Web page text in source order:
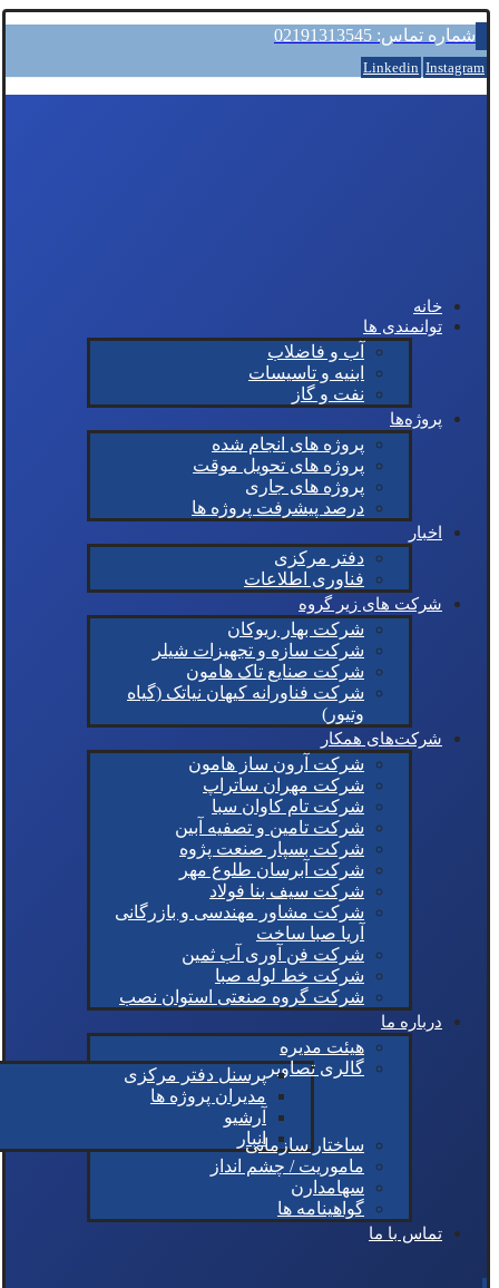
شماره تماس: 02191313545
Linkedin Instagram
خانه
توانمندی ها
آب و فاضلاب
ابنیه و تاسیسات
نفت و گاز
پروژه‌ها
پروژه های انجام شده
پروژه های تحویل موقت
پروژه های جاری
درصد پیشرفت پروژه ها
اخبار
دفتر مرکزی
فناوری اطلاعات
شرکت های زیر گروه
شرکت بهار ریوکان
شرکت سازه و تجهیزات شیلر
شرکت صنایع تاک هامون
شرکت فناورانه کیهان نیاتک (گیاه
وتیور)
شرکت‌های همکار
شرکت آرون ساز هامون
شرکت مهران ساتراپ
شرکت تام کاوان سبا
شرکت تامین و تصفیه آبین
شرکت بسپار صنعت پژوه
شرکت آبرسان طلوع مهر
شرکت سیف بنا فولاد
شرکت مشاور مهندسی و بازرگانی
آریا صبا ساخت
شرکت فن آوری آب ثمین
شرکت خط لوله صبا
شرکت گروه صنعتی استوان نصب
درباره ما
هیئت مدیره
گالری تصاویرپرسنل دفتر مرکزی
مدیران پروژه ها
آرشیو
انبار
ساختار سازمانی
ماموریت / چشم انداز
سهامدارن
گواهینامه ها
تماس با ما